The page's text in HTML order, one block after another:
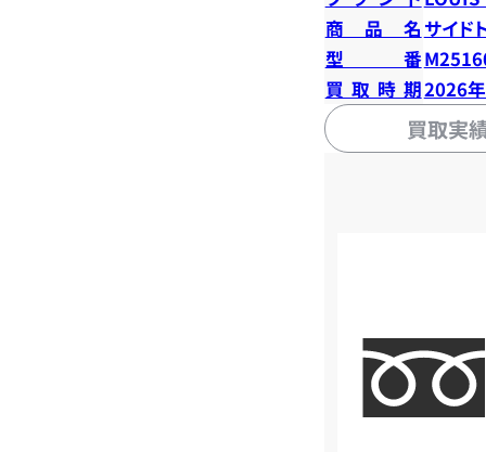
商品名 サイド
型番
買取時期2026
買取実